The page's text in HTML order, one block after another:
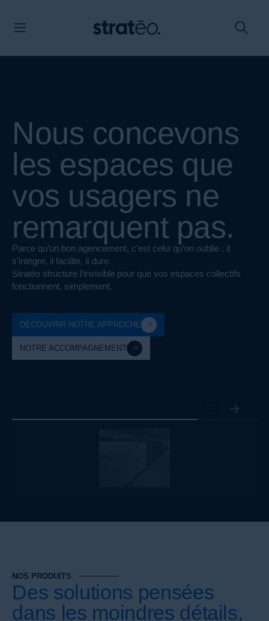
Nous concevons
les espaces que
vos usagers ne
remarquent pas.
Parce qu’un bon agencement, c’est celui qu’on oublie : il
s’intègre, il facilite, il dure.
Stratéo structure l’invisible pour que vos espaces collectifs
fonctionnent, simplement.
DÉCOUVRIR NOTRE APPROCHE
NOTRE ACCOMPAGNEMENT
NOS PRODUITS
Des solutions pensées
dans les moindres détails,